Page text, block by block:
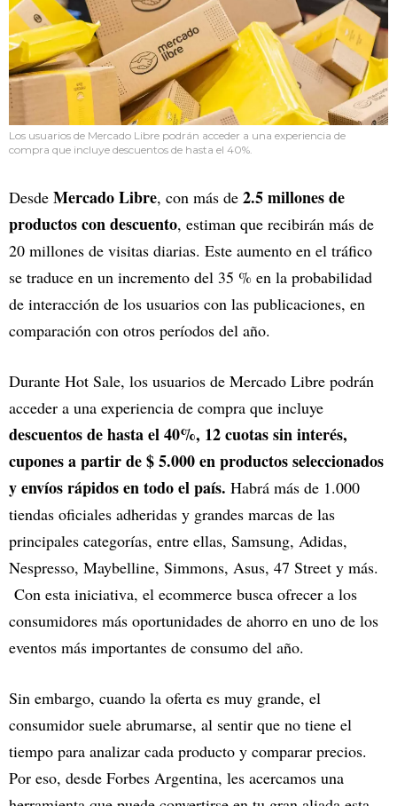
Los usuarios de Mercado Libre podrán acceder a una experiencia de
compra que incluye descuentos de hasta el 40%.
Desde Mercado Libre, con más de 2.5 millones de
productos con descuento, estiman que recibirán más de
20 millones de visitas diarias. Este aumento en el tráfico
se traduce en un incremento del 35 % en la probabilidad
de interacción de los usuarios con las publicaciones, en
comparación con otros períodos del año.
Durante Hot Sale, los usuarios de Mercado Libre podrán
acceder a una experiencia de compra que incluye
descuentos de hasta el 40%, 12 cuotas sin interés,
cupones a partir de $ 5.000 en productos seleccionados
y envíos rápidos en todo el país. Habrá más de 1.000
tiendas oficiales adheridas y grandes marcas de las
principales categorías, entre ellas, Samsung, Adidas,
Nespresso, Maybelline, Simmons, Asus, 47 Street y más.
Con esta iniciativa, el ecommerce busca ofrecer a los
consumidores más oportunidades de ahorro en uno de los
eventos más importantes de consumo del año.
Sin embargo, cuando la oferta es muy grande, el
consumidor suele abrumarse, al sentir que no tiene el
tiempo para analizar cada producto y comparar precios.
Por eso, desde Forbes Argentina, les acercamos una